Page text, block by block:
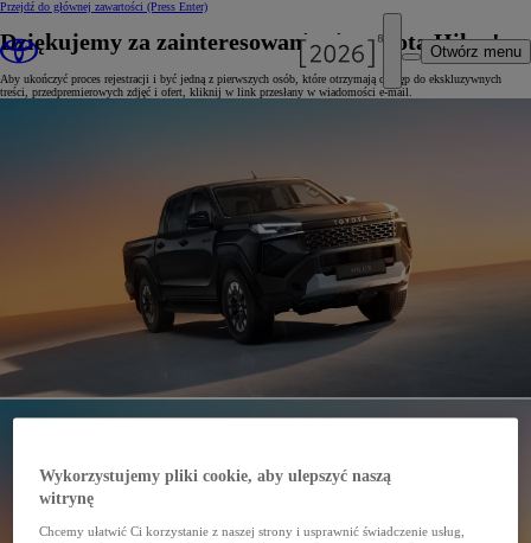
Przejdź do głównej zawartości (Press Enter)
Otwórz menu
Dziękujemy za zainteresowanie się Toyotą Hilux!
Aby ukończyć proces rejestracji i być jedną z pierwszych osób, które otrzymają dostęp do ekskluzywnych
treści, przedpremierowych zdjęć i ofert, kliknij w link przesłany w wiadomości e-mail.
Wykorzystujemy pliki cookie, aby ulepszyć naszą
witrynę
Chcemy ułatwić Ci korzystanie z naszej strony i usprawnić świadczenie usług,